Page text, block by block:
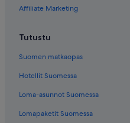
Affiliate Marketing
Tutustu
Suomen matkaopas
Hotellit Suomessa
Loma-asunnot Suomessa
Lomapaketit Suomessa